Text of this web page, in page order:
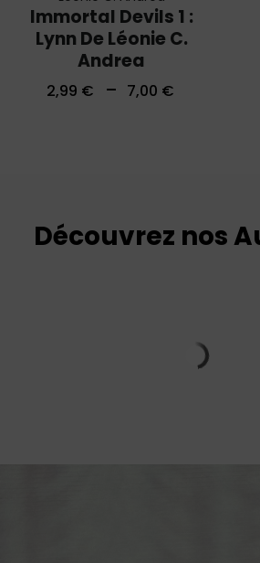
Immortal Devils 1 :
Lynn De Léonie C.
Andrea
2,99 € – 7,00 €
Découvrez nos